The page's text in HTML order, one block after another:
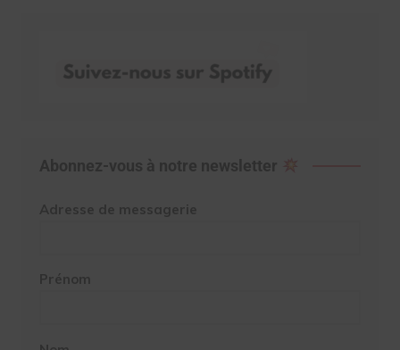
Abonnez-vous à notre newsletter
Adresse de messagerie
Prénom